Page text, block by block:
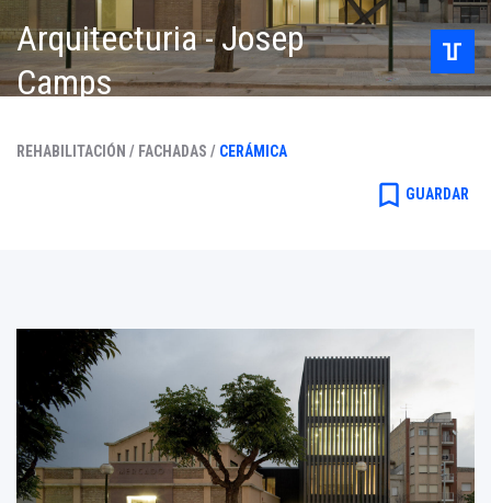
Arquitecturia - Josep
Camps
REHABILITACIÓN / FACHADAS / CERÁMICA
bookmark_border GUARDAR